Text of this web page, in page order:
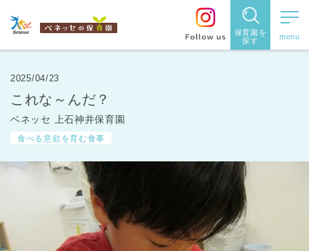
保育園を
探す
保育園を探す
2025/04/23
これな～んだ？
ベネッセ 上石神井保育園
食べる意欲を育む食事